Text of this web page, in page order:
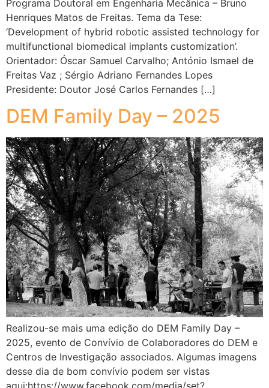
Programa Doutoral em Engenharia Mecânica – Bruno
Henriques Matos de Freitas. Tema da Tese:
‘Development of hybrid robotic assisted technology for
multifunctional biomedical implants customization’.
Orientador: Óscar Samuel Carvalho; António Ismael de
Freitas Vaz ; Sérgio Adriano Fernandes Lopes
Presidente: Doutor José Carlos Fernandes […]
DEM Family Day – 2025
Realizou-se mais uma edição do DEM Family Day –
2025, evento de Convívio de Colaboradores do DEM e
Centros de Investigação associados. Algumas imagens
desse dia de bom convívio podem ser vistas